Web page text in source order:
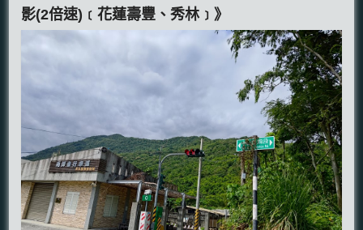
影(2倍速)﹝花蓮壽豐、秀林﹞》